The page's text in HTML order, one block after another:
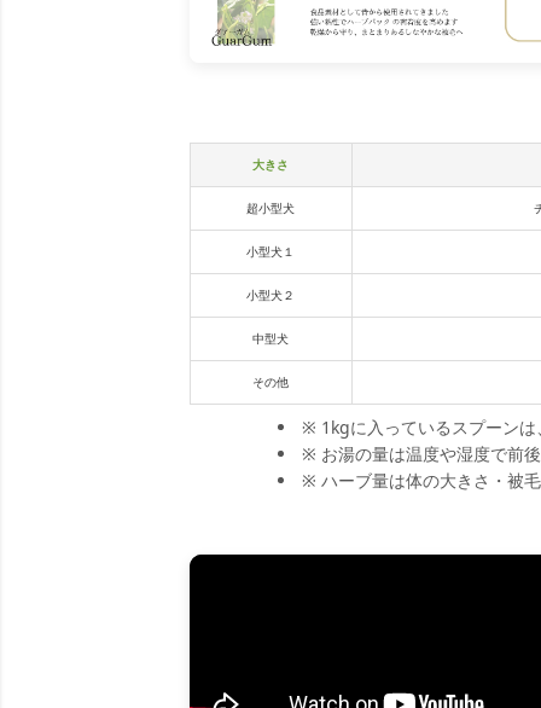
大きさ
超小型犬
小型犬１
小型犬２
中型犬
その他
※ 1kgに入っているスプーン
※ お湯の量は温度や湿度で前
※ ハーブ量は体の大きさ・被